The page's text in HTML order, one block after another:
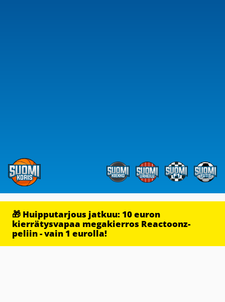
🎁 Huipputarjous jatkuu: 10 euron
kierrätysvapaa megakierros Reactoonz-
peliin - vain 1 eurolla!